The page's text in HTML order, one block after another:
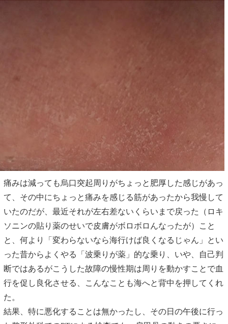
痛みは減っても烏口突起周りがちょっと肥厚した感じがあっ
て、その中にちょっと痛みを感じる筋があったから我慢して
いたのだが、最近それが左右差ないくらいまで戻った（ロキ
ソニンの貼り薬のせいで皮膚がボロボロんなったが）こと
と、何より「変わらないなら海行けば良くなるじゃん」とい
った昔からよくやる「波乗りが薬」的な乗り、いや、自己判
断ではあるがこうした故障の慢性期は周りを動かすことで血
行を促し良化させる、こんなことも海へと背中を押してくれ
た。
結果、特に悪化することは無かったし、その日の午後に行っ